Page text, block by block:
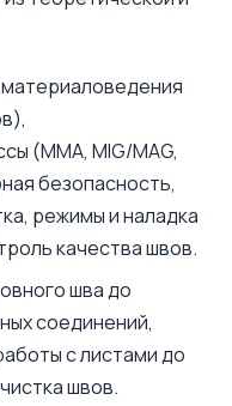
(MMA, MIG/MAG,
безопасность,
режимы и наладка
качества швов.
шва до
соединений,
с листами до
швов.